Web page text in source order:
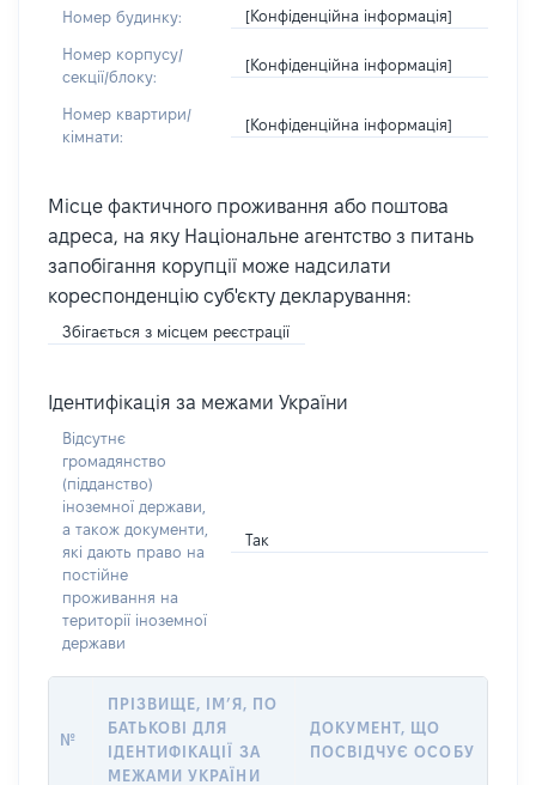
Номер будинку: [Конфіденційна інформація]
Номер корпусу/
секції/блоку:
[Конфіденційна інформація]
Номер квартири/
кімнати:
[Конфіденційна інформація]
Місце фактичного проживання або поштова
адреса, на яку Національне агентство з питань
запобігання корупції може надсилати
кореспонденцію суб'єкту декларування:
Збігається з місцем реєстрації
Ідентифікація за межами України
Відсутнє
громадянство
(підданство)
іноземної держави,
а також документи,
які дають право на
постійне
проживання на
території іноземної
держави
Так
№
ПРІЗВИЩЕ, ІМ’Я, ПО
БАТЬКОВІ ДЛЯ
ІДЕНТИФІКАЦІЇ ЗА
МЕЖАМИ УКРАЇНИ
ДОКУМЕНТ, ЩО
ПОСВІДЧУЄ ОСОБУ